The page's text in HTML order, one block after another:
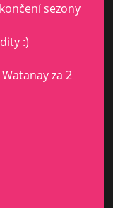
sezony
:)
za 2